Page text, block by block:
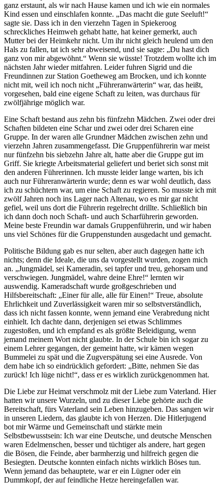
ganz erstaunt, als wir nach Hause kamen und ich wie ein normales
Kind essen und einschlafen konnte.
Das macht die gute Seeluft!
sagte sie. Dass ich in den vierzehn Tagen in Spiekeroog
schreckliches Heimweh gehabt hatte, hat keiner gemerkt, auch
Mutter bei der Heimkehr nicht. Um ihr nicht gleich heulend um den
Hals zu fallen, tat ich sehr abweisend, und sie sagte:
Du hast dich
ganz von mir abgewöhnt.
Wenn sie wüsste! Trotzdem wollte ich im
nächsten Jahr wieder mitfahren. Leider fuhren Sigrid und die
Freundinnen zur Station Goetheweg am Brocken, und ich konnte
nicht mit, weil ich noch nicht Führeranwärterin
war, das heißt,
vorgesehen, bald eine eigene Schaft zu leiten, was durchaus für
zwölfjährige möglich war.
Eine Schaft bestand aus zehn bis fünfzehn Mädchen. Zwei oder drei
Schaften bildeten eine Schar und zwei oder drei Scharen eine
Gruppe. In der waren alle Grundner Mädchen zwischen zehn und
vierzehn Jahren zusammengefasst. Die Gruppenführerin war meist
nur fünfzehn bis siebzehn Jahre alt, hatte aber die Gruppe gut im
Griff. Sie kriegte Arbeitsmaterial geliefert und beriet sich sonst mit
den anderen Führerinnen. Ich musste leider lange warten, bis ich
auch nur Führeranwärterin wurde; denn es war wohl deutlich, dass
ich zu schüchtern war, um eine Schaft zu regieren. So musste ich mit
zwölf Jahren noch ins Lager nach Altenau, wo es mir gar nicht
gefiel, weil uns dort die Führerin regelrecht drillte. Schließlich bin
ich dann doch noch Schaft- und auch Scharführerin geworden.
Meine beste Freundin war damals Gruppenführerin, und wir haben
uns viel Schönes für die Gruppenstunden ausgedacht und gemacht.
Politische Bildung gab es nur selten, aber auch dagegen hatte ich
nichts; denn die Ideale, die uns da vorgestellt wurden, zogen mich
an.
Jungmädel, sei Kameradin, sei tapfer und treu, gehorsam und
verschwiegen. Jungmädel, wahre deine Ehre!
lernten wir
auswendig. Kameradschaft wurde großgeschrieben und
Hilfsbereitschaft:
Einer für alle, alle für Einen!
Treue, absolute
Ehrlichkeit und Zuverlässigkeit waren mir so selbstverständlich,
dass ich nicht fassen konnte, wenn jemand eine Verabredung nicht
einhielt. Ich dachte dann, derjenigen sei etwas Schlimmes
zugestoßen, und ich empfand es als größte Beleidigung, wenn
jemand meinem Wort nicht glaubte. In der Schule bin ich sogar zu
einem Lehrer gegangen, der gemeint hatte, wir kämen wegen
Bummelei zu spät und die Zugverspätung sei eine Ausrede. Von
dem habe ich so eindrücklich gefordert:
Bitte, nehmen Sie das
zurück! Ich lüge nicht! , dass er es wirklich zurückgenommen hat.
Die Liebe zur Heimat verschmolz mit der Liebe zum Vaterland. Hier
hatten wir unsere Wurzeln, und zu dieser Liebe gehörte auch die
Bereitschaft, fürs Vaterland sein Leben hinzugeben. Das sangen wir
in unseren Liedern, das glaubte ich von Herzen. Die Hitlerjugend
bot mir Wärme und Gemeinschaft und stärkte mein
Selbstbewusstsein: Ich war eine Deutsche, und deutsche Menschen
waren Edelmenschen, besser und tüchtiger als andere, hart gegen
die Bösen, die Feinde, aber barmherzig und hilfreich gegen die
Besiegten. Deutsche konnten einfach nichts wirklich Böses tun.
Wenn jemand das behauptete, war er ein Lügner oder ein
Dummkopf, der auf feindliche Hetze hereingefallen war.